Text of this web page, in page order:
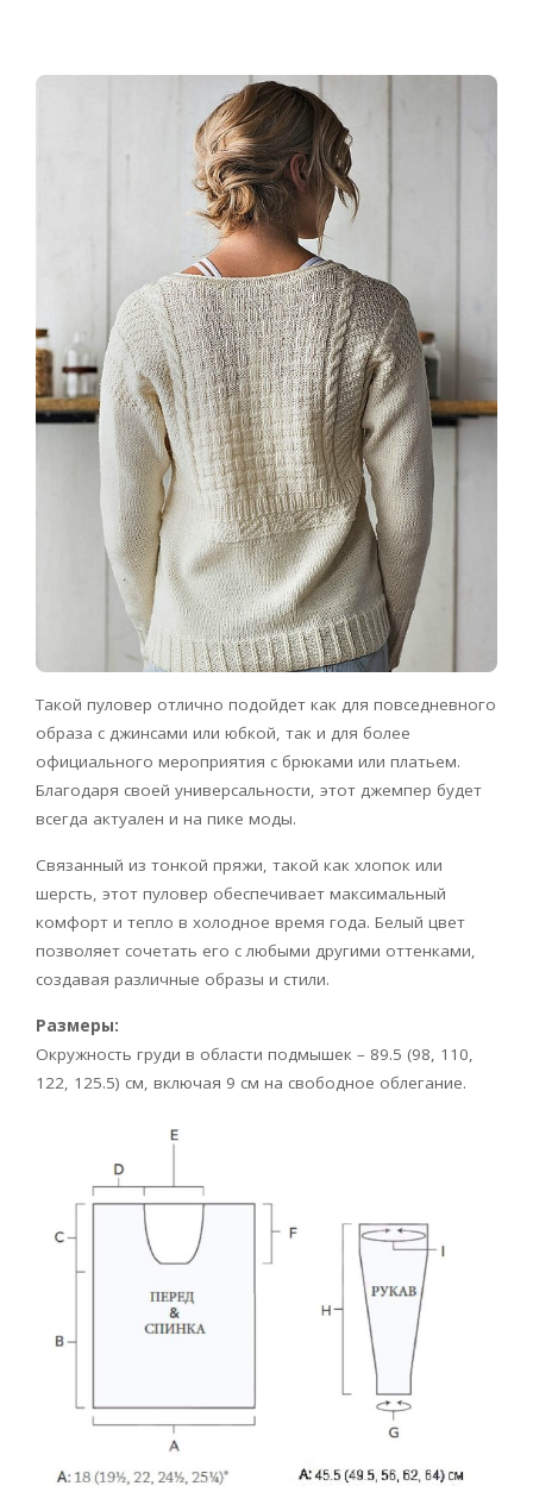
Такой пуловер отлично подойдет как для повседневного
образа с джинсами или юбкой, так и для более
официального мероприятия с брюками или платьем.
Благодаря своей универсальности, этот джемпер будет
всегда актуален и на пике моды.
Связанный из тонкой пряжи, такой как хлопок или
шерсть, этот пуловер обеспечивает максимальный
комфорт и тепло в холодное время года. Белый цвет
позволяет сочетать его с любыми другими оттенками,
создавая различные образы и стили.
Размеры:
Окружность груди в области подмышек – 89.5 (98, 110,
122, 125.5) см, включая 9 см на свободное облегание.